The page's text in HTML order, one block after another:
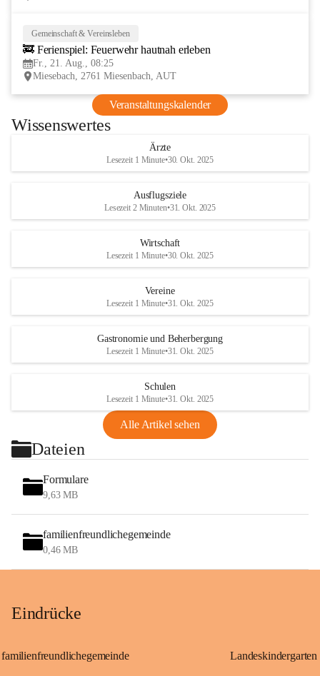
Gemeinschaft & Vereinsleben
🚒 Ferienspiel: Feuerwehr hautnah erleben
Fr., 21. Aug., 08:25
Miesebach, 2761 Miesenbach, AUT
Veranstaltungskalender
Wissenswertes
Ärzte
Lesezeit 1 Minute•30. Okt. 2025
Ausflugsziele
Lesezeit 2 Minuten•31. Okt. 2025
Wirtschaft
Lesezeit 1 Minute•30. Okt. 2025
Vereine
Lesezeit 1 Minute•31. Okt. 2025
Gastronomie und Beherbergung
Lesezeit 1 Minute•31. Okt. 2025
Schulen
Lesezeit 1 Minute•31. Okt. 2025
Alle Artikel sehen
Dateien
Formulare
9,63 MB
familienfreundlichegemeinde
0,46 MB
Eindrücke
familienfreundlichegemeinde